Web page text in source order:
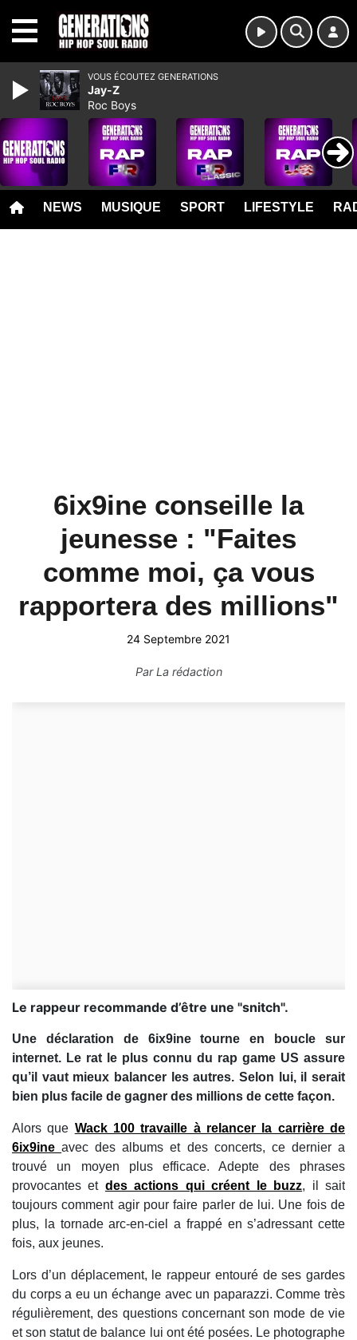
NEWS MUSIQUE SPORT LIFESTYLE
6ix9ine conseille la
jeunesse : "Faites
comme moi, ça vous
rapportera des millions"
24 Septembre 2021
ParLa rédaction
Le rappeur recommande d’être une "snitch".
Une déclaration de 6ix9ine tourne en boucle sur
internet. Le rat le plus connu du rap game US assure
qu’il vaut mieux balancer les autres. Selon lui, il serait
bien plus facile de gagner des millions de cette façon.
Alors que Wack 100 travaille à relancer la carrière de
6ix9ineavec des albums et des concerts, ce dernier a
trouvé un moyen plus efficace. Adepte des phrases
provocantes et des actions qui créent le buzz, il sait
toujours comment agir pour faire parler de lui. Une fois de
plus, la tornade arc-en-ciel a frappé en s’adressant cette
fois, aux jeunes.
Lors d’un déplacement, le rappeur entouré de ses gardes
du corps a eu un échange avec un paparazzi. Comme très
régulièrement, des questions concernant son mode de vie
et son statut de balance lui ont été posées. Le photographe
VOUS ÉCOUTEZ GENERATIONS
Jay-Z
Roc Boys